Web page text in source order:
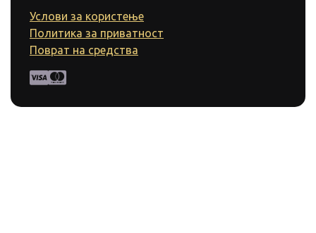
Услови за користење
Политика за приватност
Поврат на средства